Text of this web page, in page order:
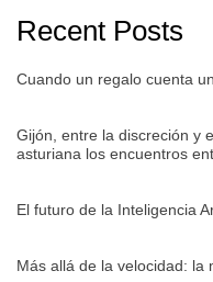
Recent Posts
Cuando un regalo cuenta
Gijón, entre la discreción y
asturiana los encuentros
El futuro de la Inteligencia
Más allá de la velocidad: la